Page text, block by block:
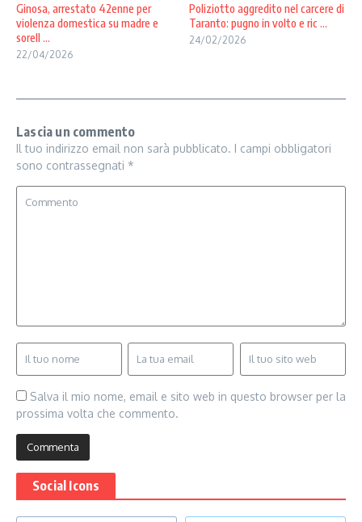
Ginosa, arrestato 42enne per
violenza domestica su madre e
sorell ...
22/04/2026
Poliziotto aggredito nel carcere di
Taranto: pugno in volto e ric ...
24/02/2026
Lascia un commento
Il tuo indirizzo email non sarà pubblicato. I campi obbligatori
sono contrassegnati *
Salva il mio nome, email e sito web in questo browser per la
prossima volta che commento.
Social Icons